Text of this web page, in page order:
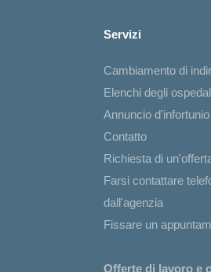
Servizi
Cambiamento di
Elenchi degli
Annuncio d'infortunio
Contatto
Richiesta di
Farsi contattare
dall'agenzia
Fissare un
Offerte di lavoro e